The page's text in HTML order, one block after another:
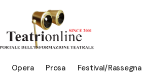
Opera Prosa Festival/Rassegna